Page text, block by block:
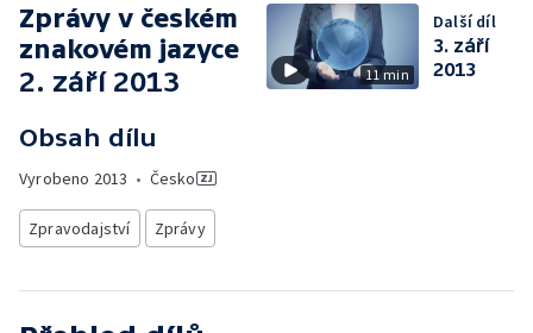
Zprávy v českém
znakovém jazyce
2. září 2013
Obsah dílu
Vyrobeno 2013 • Česko
Zpravodajství Zprávy
11 min
Další díl
3. září
2013